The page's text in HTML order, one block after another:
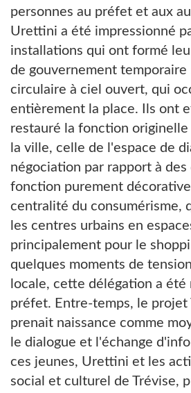
personnes au préfet et aux
Urettini a été impressionné
installations qui ont formé
de gouvernement temporaire
circulaire à ciel ouvert, qui
entièrement la place. Ils ont
restauré la fonction originelle
la ville, celle de l'espace de
négociation par rapport à
fonction purement
centralité du consumérisme,
les centres urbains en
principalement pour le
quelques moments de
locale, cette délégation a été
préfet. Entre-temps, le projet
prenait naissance comme
le dialogue et l'échange
ces jeunes, Urettini et les
social et culturel de Trévise,